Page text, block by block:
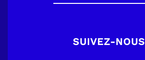
SUIVEZ-NOUS